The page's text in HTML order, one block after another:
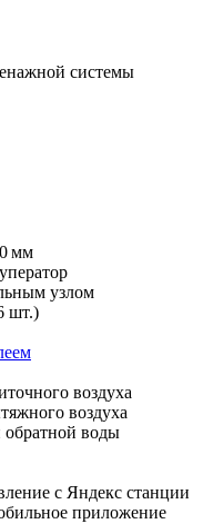
системы
мм
узлом
шт.)
воздуха
воздуха
обратной воды
с Яндекс станции
приложение